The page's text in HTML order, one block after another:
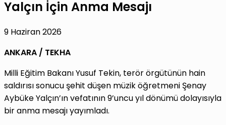
Yalçın İçin Anma Mesajı
9 Haziran 2026
ANKARA / TEKHA
Milli Eğitim Bakanı Yusuf Tekin, terör örgütünün hain
saldırısı sonucu şehit düşen müzik öğretmeni Şenay
Aybüke Yalçın’ın vefatının 9’uncu yıl dönümü dolayısıyla
bir anma mesajı yayımladı.